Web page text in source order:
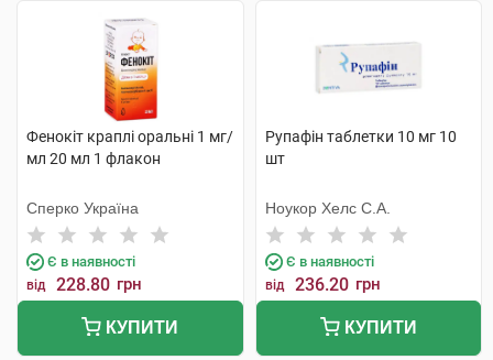
Фенокіт краплі оральні 1 мг/
мл 20 мл 1 флакон
Сперко Україна
Є в наявності
від 228.80 грн
КУПИТИ
Рупафін таблетки 10 мг 10
шт
Ноукор Хелс С.А.
Є в наявності
від 236.20 грн
КУПИТИ